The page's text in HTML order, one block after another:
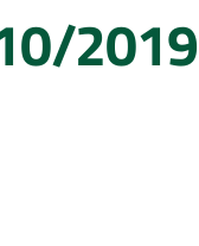
2019